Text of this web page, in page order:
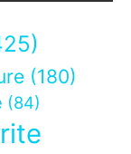
(180)
(84)